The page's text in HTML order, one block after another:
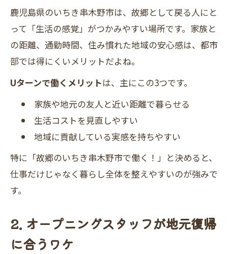
鹿児島県のいちき串木野市は、故郷として戻る人にと
って「生活の感覚」がつかみやすい場所です。家族と
の距離、通勤時間、住み慣れた地域の安心感は、都市
部では得にくいメリットだよね。
Uターンで働くメリットは、主にこの3つです。
家族や地元の友人と近い距離で暮らせる
生活コストを見直しやすい
地域に貢献している実感を持ちやすい
特に「故郷のいちき串木野市で働く！」と決めると、
仕事だけじゃなく暮らし全体を整えやすいのが強みで
す。
2. オープニングスタッフが地元復帰
に合うワケ